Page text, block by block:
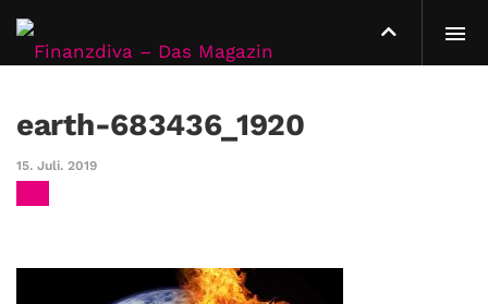
earth-683436_1920
15. Juli. 2019